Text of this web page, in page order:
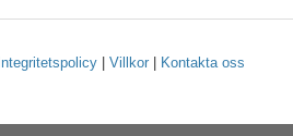
Integritetspolicy Villkor Kontakta oss